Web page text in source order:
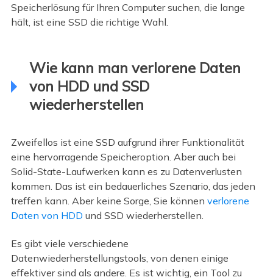
Speicherlösung für Ihren Computer suchen, die lange
hält, ist eine SSD die richtige Wahl.
Wie kann man verlorene Daten
von HDD und SSD
wiederherstellen
Zweifellos ist eine SSD aufgrund ihrer Funktionalität
eine hervorragende Speicheroption. Aber auch bei
Solid-State-Laufwerken kann es zu Datenverlusten
kommen. Das ist ein bedauerliches Szenario, das jeden
treffen kann. Aber keine Sorge, Sie können verlorene
Daten von HDD und SSD wiederherstellen.
Es gibt viele verschiedene
Datenwiederherstellungstools, von denen einige
effektiver sind als andere. Es ist wichtig, ein Tool zu